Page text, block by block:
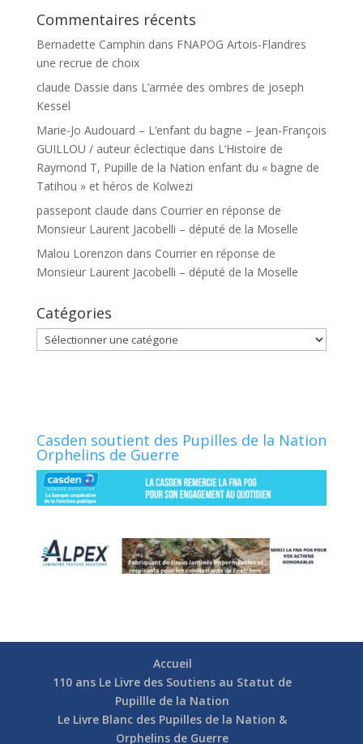
Commentaires récents
Bernadette Camphin dans FNAPOG Artois-Flandres
une recrue de choix
claude Dassie dans L’armée des ombres de joseph
Kessel
Marie-Jo Audouard – L’enfant du bagne – Jean-François
GUILLOU / auteur éclectique dans L’Histoire de
Raymond T, Pupille de la Nation enfant du « bagne de
Tatihou » et héros de Kolwezi
passepont claude dans Courrier en réponse de
Monsieur Laurent Jacobelli – député de la Moselle
Malou Lorenzon dans Courrier en réponse de
Monsieur Laurent Jacobelli – député de la Moselle
Catégories
Catégories
Casden soutient des Pupilles de la Nation
Orphelins de Guerre
Accueil
110 ans Le Livre des Soutiens au Statut de
Pupillle de la Nation
Le Livre Blanc des Pupilles de la Nation &
Orphelins de Guerre